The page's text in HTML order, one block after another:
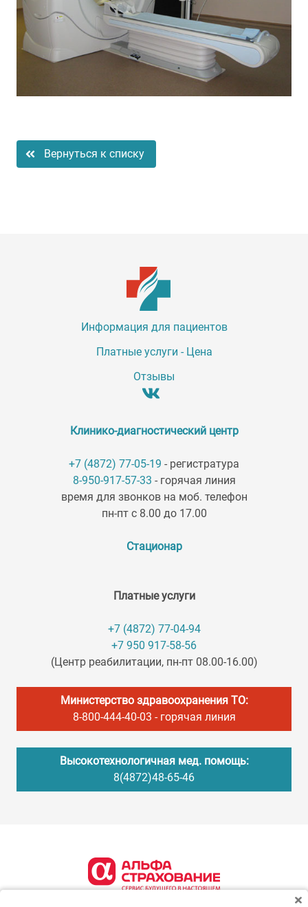
Вернуться к списку
Информация для пациентов
Платные услуги - Цена
Отзывы
Клинико-диагностический центр
+7 (4872) 77-05-19 - регистратура
8-950-917-57-33 - горячая линия
время для звонков на моб. телефон
пн-пт с 8.00 до 17.00
Стационар
Платные услуги
+7 (4872) 77-04-94
+7 950 917-58-56
(Центр реабилитации, пн-пт 08.00-16.00)
Министерство здравоохранения ТО:
8-800-444-40-03 - горячая линия
Высокотехнологичная мед. помощь:
8(4872)48-65-46